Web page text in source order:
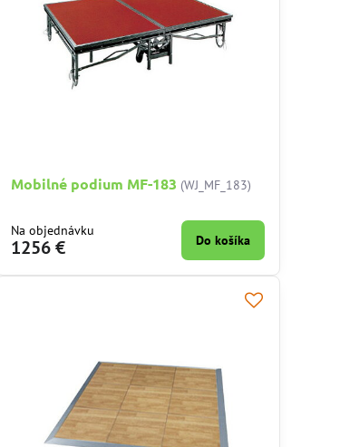
Mobilné podium MF-183 (WJ_MF_183)
Na objednávku
1256 € Do košíka